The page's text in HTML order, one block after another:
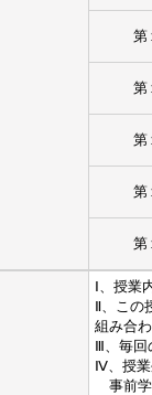
第
第
第
第
第
Ⅰ、授業
Ⅱ、この
組み合
Ⅲ、毎回
Ⅳ、授業
事前学